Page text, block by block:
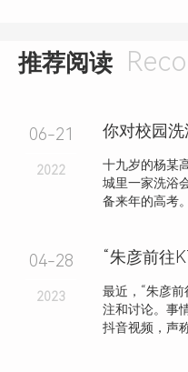
推荐阅读
06-21
2022
你对校园洗
十九岁的杨某
城里一家洗浴
备来年的高考
04-28
2023
“朱彦前往
最近，“朱彦
注和讨论。事
抖音视频，声